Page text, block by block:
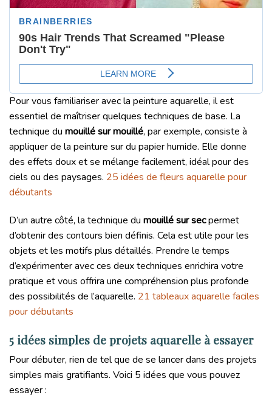
Pour vous familiariser avec la peinture aquarelle, il est
essentiel de maîtriser quelques techniques de base. La
technique du mouillé sur mouillé, par exemple, consiste à
appliquer de la peinture sur du papier humide. Elle donne
des effets doux et se mélange facilement, idéal pour des
ciels ou des paysages. 25 idées de fleurs aquarelle pour
débutants
D’un autre côté, la technique du mouillé sur secpermet
d’obtenir des contours bien définis. Cela est utile pour les
objets et les motifs plus détaillés. Prendre le temps
d’expérimenter avec ces deux techniques enrichira votre
pratique et vous offrira une compréhension plus profonde
des possibilités de l’aquarelle. 21 tableaux aquarelle faciles
pour débutants
5 idées simples de projets aquarelle à essayer
Pour débuter, rien de tel que de se lancer dans des projets
simples mais gratifiants. Voici 5 idées que vous pouvez
essayer :